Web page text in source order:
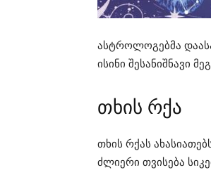
ასტროლოგებმა
ისინი შესანიშნავი
თხის რქა
თხის რქას
ძლიერი თვისება